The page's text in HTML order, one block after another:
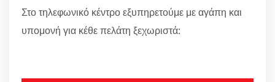
Στο τηλεφωνικό κέντρο εξυπηρετούμε με αγάπη και
υπομονή για κέθε πελάτη ξεχωριστά: